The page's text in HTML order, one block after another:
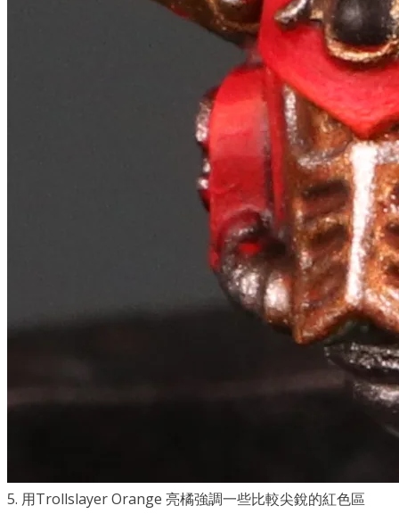
5. 用Trollslayer Orange 亮橘強調一些比較尖銳的紅色區